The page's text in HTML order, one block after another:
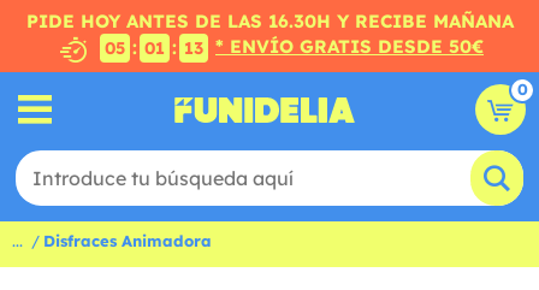
PIDE HOY ANTES DE LAS 16.30H Y RECIBE MAÑANA
05 : 01 : 12 * ENVÍO GRATIS DESDE 50€
0
... Disfraces Animadora